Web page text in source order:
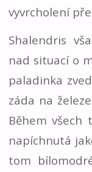
vyvrcholení
Shalendris
nad situací o
paladinka
záda na
Během všech
napíchnutá
tom